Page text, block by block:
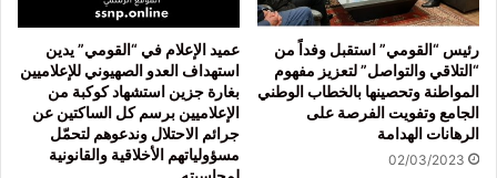
رئيس “القومي” استقبل وفداً من
“التلاقي والتواصل” لتعزيز مفهوم
المواطنة وتحصينها بالخطاب الوطني
الجامع وتفويت الفرصة على
الرهانات الهدامة
02/03/2023
عميد الإعلام في “القومي” يدين
استهداف العدو الصهيوني للإعلاميين
بغارة جزين استشهاد كوكبة من
الإعلاميين برسم كل الساكتين عن
جرائم الاحتلال وندعوهم لتحمّل
مسؤولياتهم الأخلاقية والقانونية